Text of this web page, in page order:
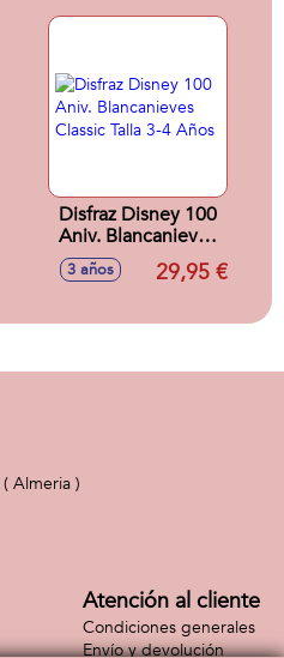
Disfraz Disney 100
Aniv. Blancanieves
Classic Talla 3-4
Años
3 años 29,95 €
( Almeria )
Atención al cliente
Condiciones generales
Envío y devolución